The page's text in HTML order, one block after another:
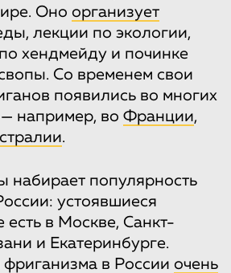
Оно организует
лекции по экологии,
хендмейду и починке
Со временем свои
появились во многих
например, во Франции,
.
набирает популярность
устоявшиеся
в Москве, Санкт-
и Екатеринбурге.
в России очень